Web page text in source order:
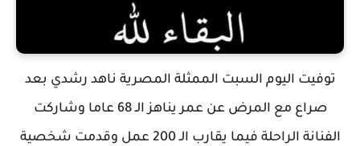
توفيت اليوم السبت الممثلة المصرية ناهد رشدي بعد
صراع مع المرض عن عمر يناهز الـ 68 عاما وشاركت
الفنانة الراحلة فيما يقارب الـ 200 عمل وقدمت شخصية